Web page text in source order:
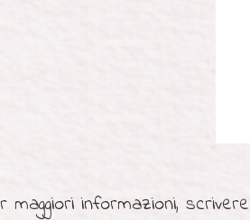
maggiori informazioni,